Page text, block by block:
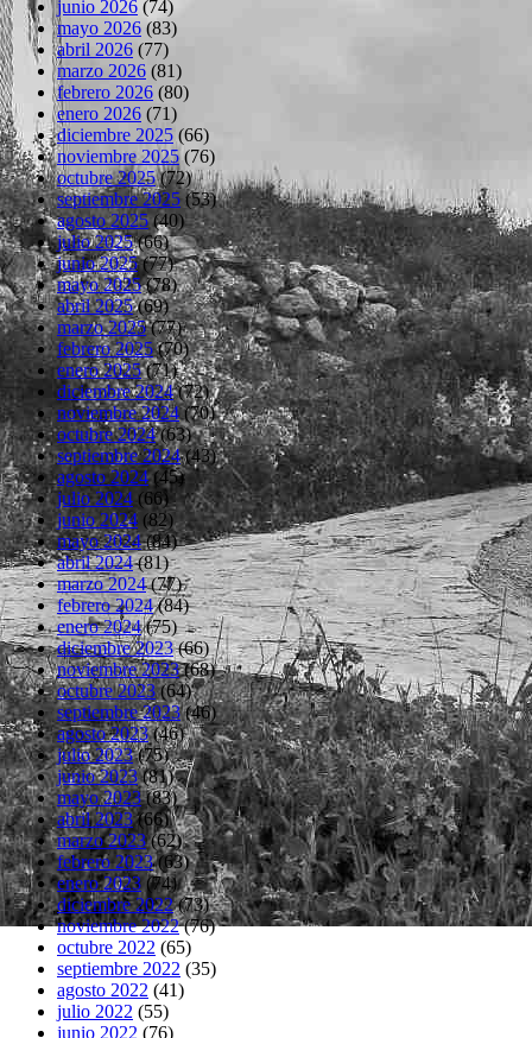
junio 2026 (74)
mayo 2026 (83)
abril 2026 (77)
marzo 2026 (81)
febrero 2026 (80)
enero 2026 (71)
diciembre 2025 (66)
noviembre 2025(76)
octubre 2025(72)
septiembre 2025(53)
agosto 2025(40)
julio 2025(66)
junio 2025(77)
mayo 2025(78)
abril 2025(69)
marzo 2025(77)
febrero 2025(70)
enero 2025(71)
diciembre 2024(72)
noviembre 2024(70)
octubre 2024(63)
septiembre 2024(43)
agosto 2024(45)
julio 2024 (66)
junio 2024 (82)
mayo 2024(84)
abril 2024(81)
marzo 2024(77)
febrero 2024(84)
enero 2024(75)
diciembre 2023(66)
noviembre 2023(68)
octubre 2023(64)
septiembre 2023(46)
agosto 2023(46)
julio 2023(75)
junio 2023(81)
mayo 2023(83)
abril 2023(66)
marzo 2023(62)
febrero 2023(63)
enero 2023 (74)
diciembre 2022(73)
noviembre 2022(76)
octubre 2022 (65)
septiembre 2022 (35)
agosto 2022 (41)
julio 2022 (55)
junio 2022 (76)